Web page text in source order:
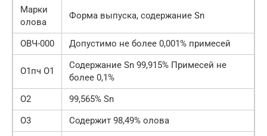
Марки
олова
Форма выпуска, содержание Sn
ОВЧ-000 Допустимо не более 0,001% примесей
О1пч О1
Содержание Sn 99,915% Примесей не
более 0,1%
О2
99,565% Sn
О3
Содержит 98,49% олова